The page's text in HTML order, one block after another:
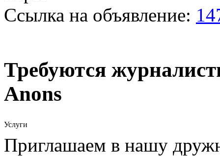
Ссылка на объявление:
Требуются
Anons
Услуги
Приглашаем в нашу